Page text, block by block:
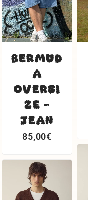
BERMUD
A
OVERSI
ZE -
JEAN
85,00€